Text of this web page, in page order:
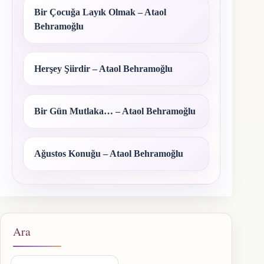
Bir Çocuğa Layık Olmak – Ataol
Behramoğlu
Herşey Şiirdir – Ataol Behramoğlu
Bir Gün Mutlaka… – Ataol Behramoğlu
Ağustos Konuğu – Ataol Behramoğlu
Ara